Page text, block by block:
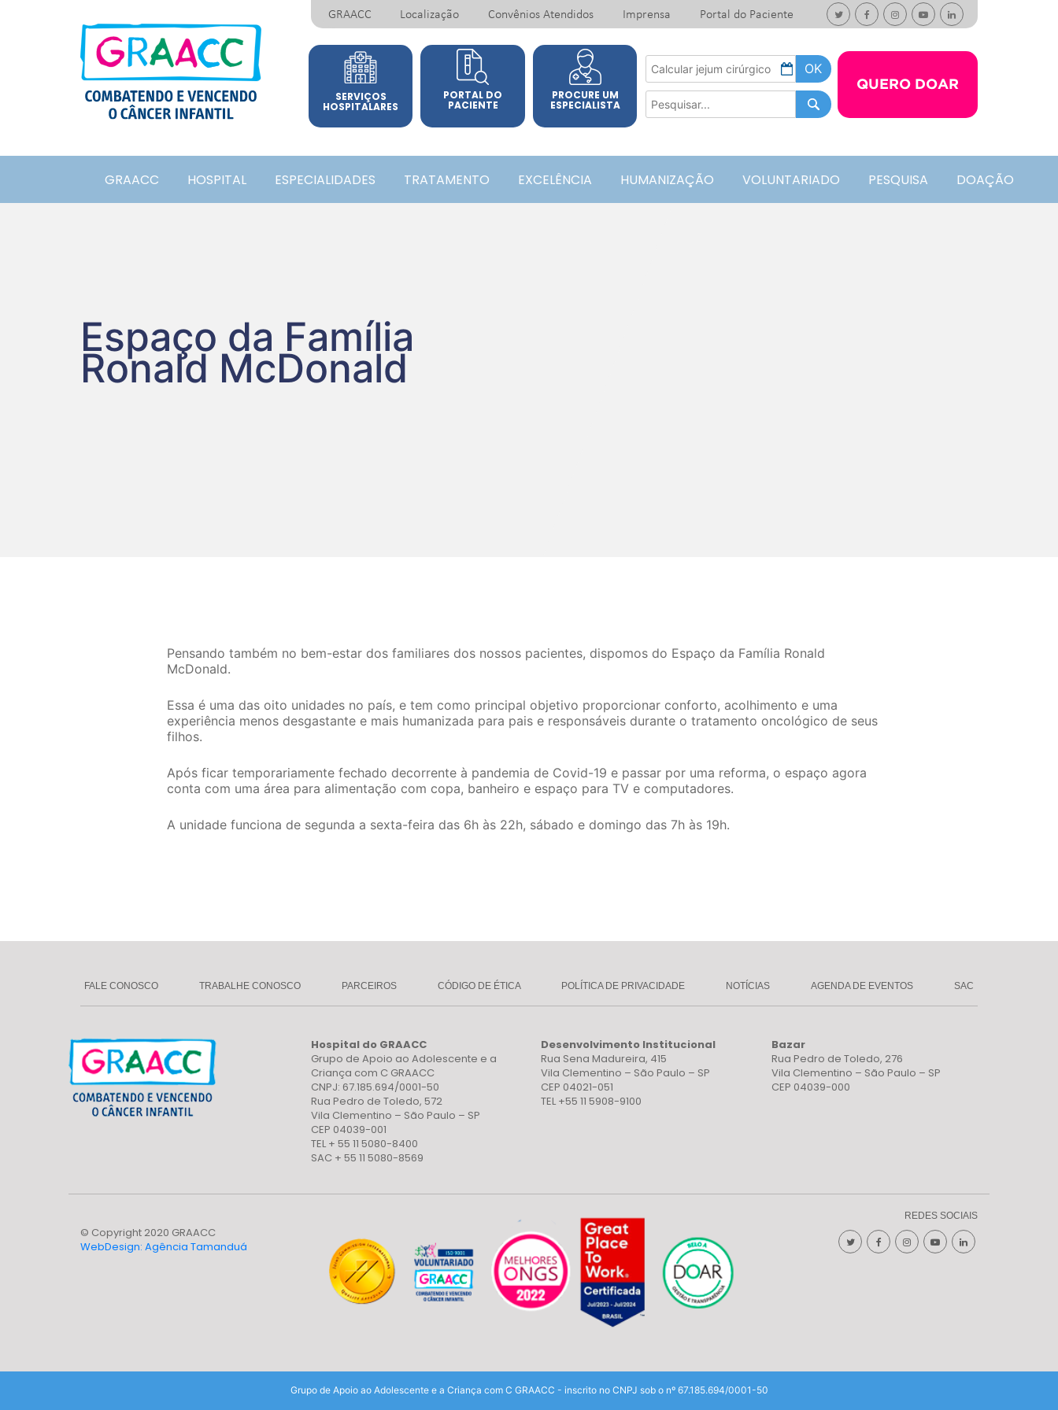
GRAACC Localização Convênios Atendidos Imprensa Portal do Paciente
SERVIÇOS
HOSPITALARES
PORTAL DO
PACIENTE
PROCURE UM
ESPECIALISTA
QUERO DOAR
GRAACC HOSPITAL ESPECIALIDADES TRATAMENTO EXCELÊNCIA HUMANIZAÇÃO VOLUNTARIADO PESQUISA DOAÇÃO
Espaço da Família
Ronald McDonald
Pensando também no bem-estar dos familiares dos nossos pacientes, dispomos do Espaço da Família Ronald
McDonald.
Essa é uma das oito unidades no país, e tem como principal objetivo proporcionar conforto, acolhimento e uma
experiência menos desgastante e mais humanizada para pais e responsáveis durante o tratamento oncológico de seus
filhos.
Após ficar temporariamente fechado decorrente à pandemia de Covid-19 e passar por uma reforma, o espaço agora
conta com uma área para alimentação com copa, banheiro e espaço para TV e computadores.
A unidade funciona de segunda a sexta-feira das 6h às 22h, sábado e domingo das 7h às 19h.
FALE CONOSCO TRABALHE CONOSCO PARCEIROS CÓDIGO DE ÉTICA POLÍTICA DE PRIVACIDADE NOTÍCIAS AGENDA DE EVENTOS SAC
Hospital do GRAACC
Grupo de Apoio ao Adolescente e a
Criança com C GRAACC
CNPJ: 67.185.694/0001-50
Rua Pedro de Toledo, 572
Vila Clementino – São Paulo – SP
CEP 04039-001
TEL + 55 11 5080-8400
SAC + 55 11 5080-8569
Desenvolvimento Institucional
Rua Sena Madureira, 415
Vila Clementino – São Paulo – SP
CEP 04021-051
TEL +55 11 5908-9100
Bazar
Rua Pedro de Toledo, 276
Vila Clementino – São Paulo – SP
CEP 04039-000
© Copyright 2020 GRAACC
WebDesign: Agência Tamanduá
REDES SOCIAIS
Grupo de Apoio ao Adolescente e a Criança com C GRAACC - inscrito no CNPJ sob o nº 67.185.694/0001-50